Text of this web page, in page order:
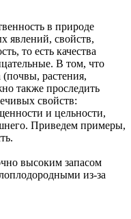
в природе
явлений, свойств,
то есть качества
В том, что
(почвы, растения,
также проследить
свойств:
и цельности,
Приведем примеры,
высоким запасом
из-за